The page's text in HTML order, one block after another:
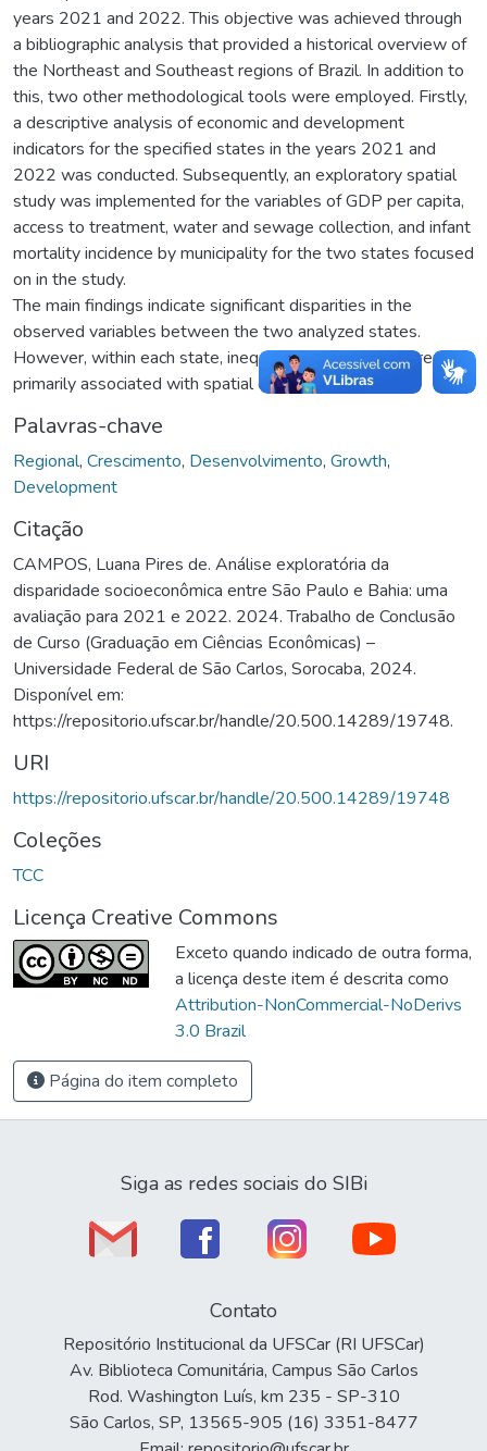
years 2021 and 2022. This objective was achieved through
a bibliographic analysis that provided a historical overview of
the Northeast and Southeast regions of Brazil. In addition to
this, two other methodological tools were employed. Firstly,
a descriptive analysis of economic and development
indicators for the specified states in the years 2021 and
2022 was conducted. Subsequently, an exploratory spatial
study was implemented for the variables of GDP per capita,
access to treatment, water and sewage collection, and infant
mortality incidence by municipality for the two states focused
on in the study.
The main findings indicate significant disparities in the
observed variables between the two analyzed states.
However, within each state, inequalities are also apparent,
primarily associated with spatial considerations.
Palavras-chave
Regional, Crescimento, Desenvolvimento, Growth,
Development
Citação
CAMPOS, Luana Pires de. Análise exploratória da
disparidade socioeconômica entre São Paulo e Bahia: uma
avaliação para 2021 e 2022. 2024. Trabalho de Conclusão
de Curso (Graduação em Ciências Econômicas) –
Universidade Federal de São Carlos, Sorocaba, 2024.
Disponível em:
https://repositorio.ufscar.br/handle/20.500.14289/19748.
URI
https://repositorio.ufscar.br/handle/20.500.14289/19748
Coleções
TCC
Licença Creative Commons
Exceto quando indicado de outra forma,
a licença deste item é descrita como
Attribution-NonCommercial-NoDerivs
3.0 Brazil
Página do item completo
Siga as redes sociais do SIBi
Contato
Repositório Institucional da UFSCar (RI UFSCar)
Av. Biblioteca Comunitária, Campus São Carlos
Rod. Washington Luís, km 235 - SP-310
São Carlos, SP, 13565-905 (16) 3351-8477